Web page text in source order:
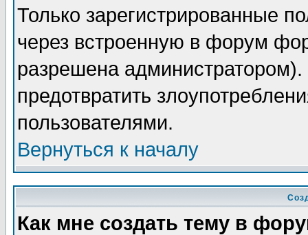
Только зарегистрированные
через встроенную в форум
разрешена
предотвратить
пользователями.
Вернуться к началу
Как мне создать тему в